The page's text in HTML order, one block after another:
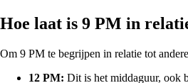
Hoe laat is 9 PM in
Om 9 PM te begrijpen in relatie tot
12 PM: Dit is het middaguur, ook